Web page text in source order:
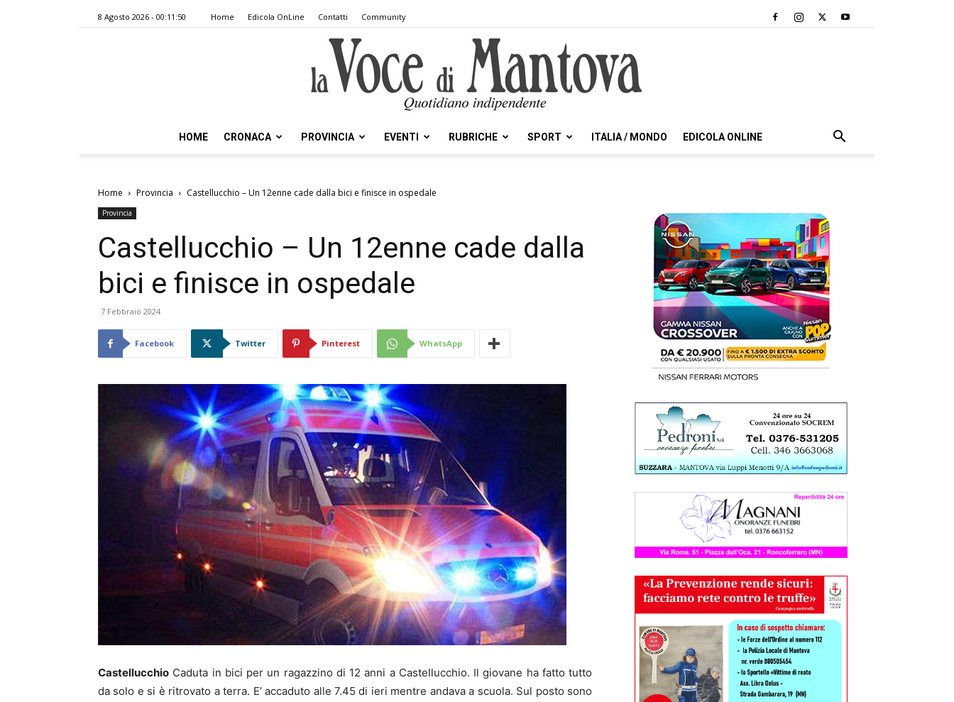
8 Agosto 2026 - 00:11:50 Home Edicola OnLine Contatti Community
Voce
HOME CRONACA PROVINCIA EVENTI RUBRICHE SPORT ITALIA / MONDO EDICOLA ONLINE
Home Provincia Castellucchio – Un 12enne cade dalla bici e finisce in ospedale
Provincia
Castellucchio – Un 12enne cade dalla
bici e finisce in ospedale
7 Febbraio 2024
Facebook Twitter Pinterest WhatsApp
Castellucchio Caduta in bici per un ragazzino di 12 anni a Castellucchio. Il giovane ha fatto tutto
da solo e si è ritrovato a terra. E’ accaduto alle 7.45 di ieri mentre andava a scuola. Sul posto sono